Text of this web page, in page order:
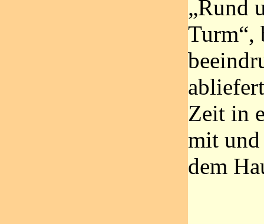
„Rund
Turm“,
Zeit in
mit
dem